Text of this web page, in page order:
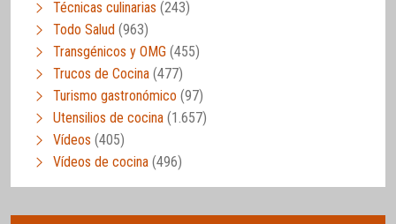
Técnicas culinarias (243)
Todo Salud (963)
Transgénicos y OMG (455)
Trucos de Cocina (477)
Turismo gastronómico (97)
Utensilios de cocina (1.657)
Vídeos (405)
Vídeos de cocina (496)